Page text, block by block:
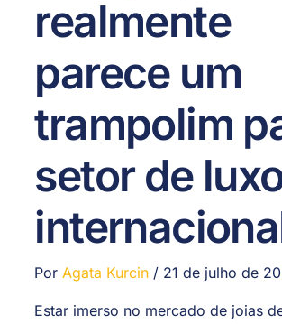
realmente
parece um
trampolim
setor de
PorAgata Kurcin / 21 de julho de
Estar imerso no mercado de joias